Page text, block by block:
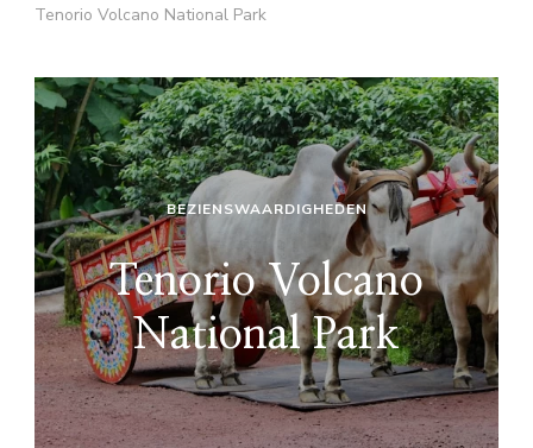
Tenorio Volcano National Park
BEZIENSWAARDIGHEDEN
Tenorio Volcano
National Park